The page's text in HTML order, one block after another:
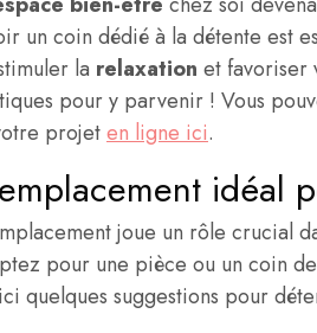
un coin dédié à la détente est
la relaxation et favoriser
pour y parvenir ! Vous
projeten ligne ici.
idéal
joue un rôle crucial
pour une pièce ou un coin
quelques suggestions pour